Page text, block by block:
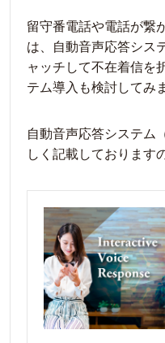
留守番電話や電話が繋
は、自動音声応答シス
ャッチして不在着信を
テム導入も検討してみ
自動音声応答システム
しく記載しております